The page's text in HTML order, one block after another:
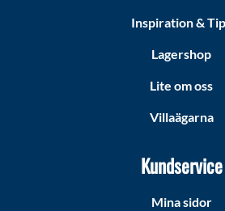
Inspiration &
Lagershop
Lite om oss
Villaägarna
Kundservice
Mina sidor